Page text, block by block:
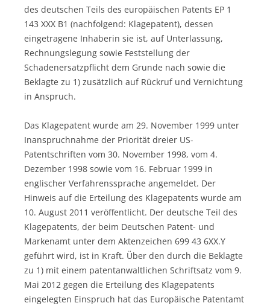
des deutschen Teils des europäischen Patents EP 1
143 XXX B1 (nachfolgend: Klagepatent), dessen
eingetragene Inhaberin sie ist, auf Unterlassung,
Rechnungslegung sowie Feststellung der
Schadenersatzpflicht dem Grunde nach sowie die
Beklagte zu 1) zusätzlich auf Rückruf und Vernichtung
in Anspruch.
Das Klagepatent wurde am 29. November 1999 unter
Inanspruchnahme der Priorität dreier US-
Patentschriften vom 30. November 1998, vom 4.
Dezember 1998 sowie vom 16. Februar 1999 in
englischer Verfahrenssprache angemeldet. Der
Hinweis auf die Erteilung des Klagepatents wurde am
10. August 2011 veröffentlicht. Der deutsche Teil des
Klagepatents, der beim Deutschen Patent- und
Markenamt unter dem Aktenzeichen 699 43 6XX.Y
geführt wird, ist in Kraft. Über den durch die Beklagte
zu 1) mit einem patentanwaltlichen Schriftsatz vom 9.
Mai 2012 gegen die Erteilung des Klagepatents
eingelegten Einspruch hat das Europäische Patentamt